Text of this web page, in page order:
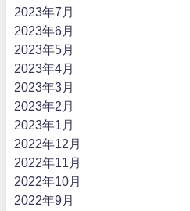
2023年7月
2023年6月
2023年5月
2023年4月
2023年3月
2023年2月
2023年1月
2022年12月
2022年11月
2022年10月
2022年9月